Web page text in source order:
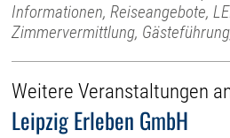
Informationen, Reiseangebote,
Zimmervermittlung,
Weitere Veranstaltungen
Leipzig Erleben GmbH